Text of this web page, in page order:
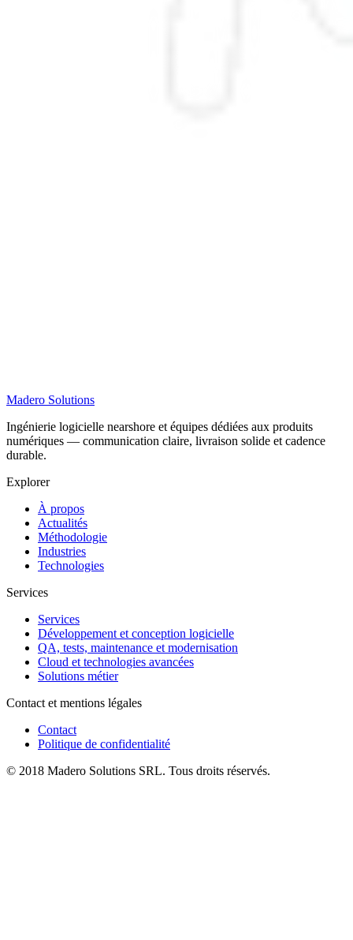
Madero Solutions
Ingénierie logicielle nearshore et équipes dédiées aux produits
numériques — communication claire, livraison solide et cadence
durable.
Explorer
À propos
Actualités
Méthodologie
Industries
Technologies
Services
Services
Développement et conception logicielle
QA, tests, maintenance et modernisation
Cloud et technologies avancées
Solutions métier
Contact et mentions légales
Contact
Politique de confidentialité
© 2018 Madero Solutions SRL. Tous droits réservés.